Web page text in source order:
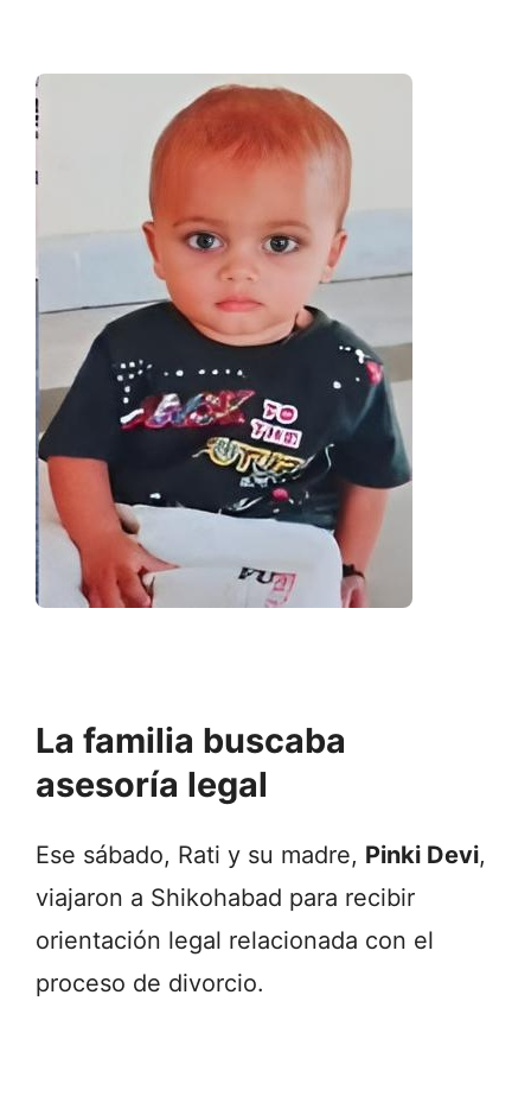
La familia buscaba
asesoría legal
Ese sábado, Rati y su madre, Pinki Devi,
viajaron a Shikohabad para recibir
orientación legal relacionada con el
proceso de divorcio.